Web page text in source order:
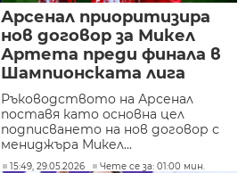
Арсенал приоритизира
нов договор за Микел
Артета преди финала в
Шампионската лига
Ръководството на Арсенал
поставя като основна цел
подписването на нов договор с
мениджъра Микел...
15:49, 29.05.2026 Чете се за: 01:00 мин.